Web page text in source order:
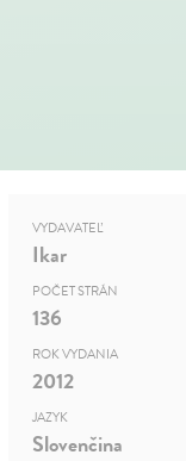
VYDAVATEĽ
Ikar
POČET STRÁN
136
ROK VYDANIA
2012
JAZYK
Slovenčina